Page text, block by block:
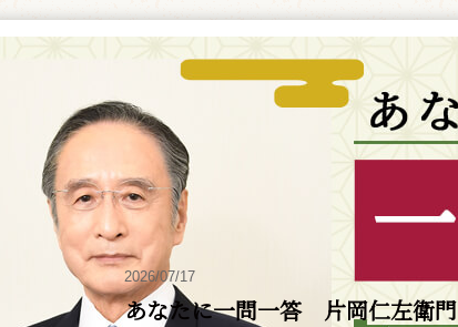
2026/07/17
あなたに一問一答 片岡仁左衛門